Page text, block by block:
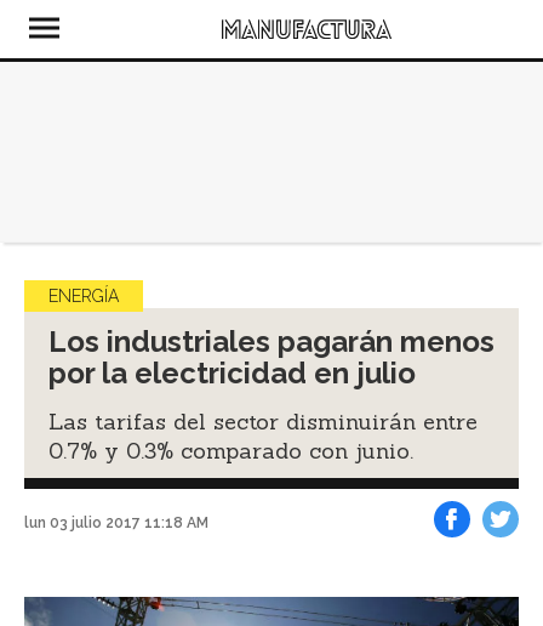
ENERGÍA
Los industriales pagarán menos
por la electricidad en julio
Las tarifas del sector disminuirán entre
0.7% y 0.3% comparado con junio.
lun 03 julio 2017 11:18 AM